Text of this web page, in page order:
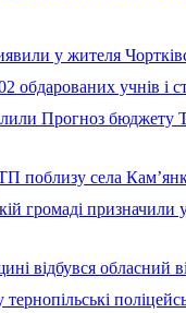
у жителя
обдарованих учнів і
Прогноз бюджету
поблизу села
громаді призначили
відбувся обласний